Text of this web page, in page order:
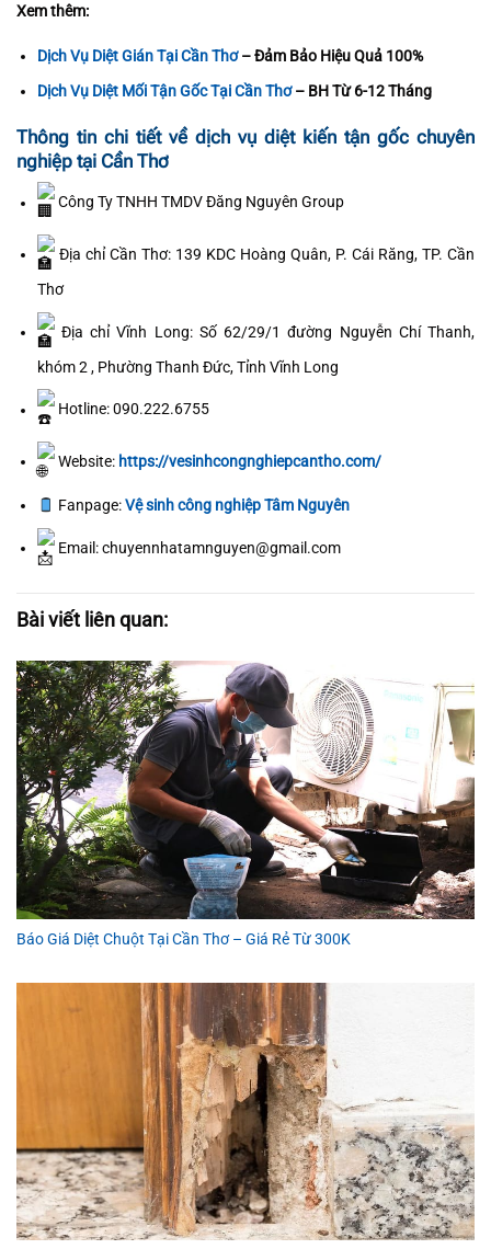
Xem thêm:
Dịch Vụ Diệt Gián Tại Cần Thơ– Đảm Bảo Hiệu Quả 100%
Dịch Vụ Diệt Mối Tận Gốc Tại Cần Thơ– BH Từ 6-12 Tháng
Thông tin chi tiết về dịch vụ diệt kiến tận gốc chuyên
nghiệp tại Cần Thơ
Công Ty TNHH TMDV Đăng Nguyên Group
Địa chỉ Cần Thơ: 139 KDC Hoàng Quân, P. Cái Răng, TP. Cần
Thơ
Địa chỉ Vĩnh Long: Số 62/29/1 đường Nguyễn Chí Thanh,
khóm 2 , Phường Thanh Đức, Tỉnh Vĩnh Long
Hotline: 090.222.6755
Website: https://vesinhcongnghiepcantho.com/
Fanpage:Vệ sinh công nghiệp Tâm Nguyên
Email: chuyennhatamnguyen@gmail.com
Bài viết liên quan:
Báo Giá Diệt Chuột Tại Cần Thơ – Giá Rẻ Từ 300K